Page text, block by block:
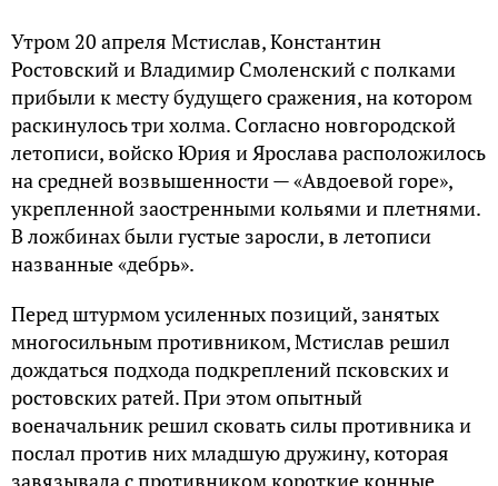
Утром 20 апреля Мстислав, Константин
Ростовский и Владимир Смоленский с полками
прибыли к месту будущего сражения, на котором
раскинулось три холма. Согласно новгородской
летописи, войско Юрия и Ярослава расположилось
на средней возвышенности — «Авдоевой горе»,
укрепленной заостренными кольями и плетнями.
В ложбинах были густые заросли, в летописи
названные «дебрь».
Перед штурмом усиленных позиций, занятых
многосильным противником, Мстислав решил
дождаться подхода подкреплений псковских и
ростовских ратей. При этом опытный
военачальник решил сковать силы противника и
послал против них младшую дружину, которая
завязывала с противником короткие конные